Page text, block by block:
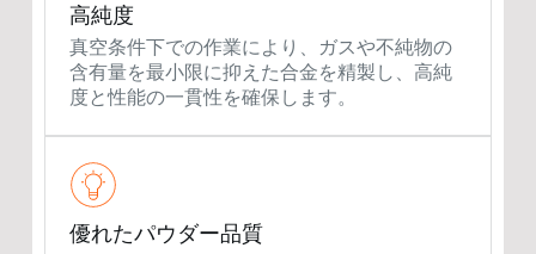
高純度
真空条件下での作業により、ガスや不純物の
含有量を最小限に抑えた合金を精製し、高純
度と性能の一貫性を確保します。
優れたパウダー品質